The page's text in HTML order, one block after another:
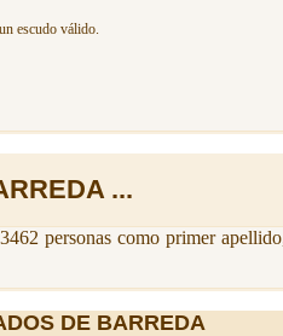
escudo válido.
...
personas como primer
DE BARREDA